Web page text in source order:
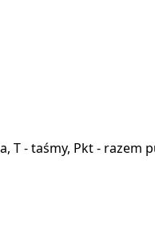
T - taśmy, Pkt - razem